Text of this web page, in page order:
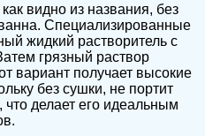
как видно из названия, без
Специализированные
жидкий растворитель с
грязный раствор
вариант получает высокие
без сушки, не портит
делает его идеальным